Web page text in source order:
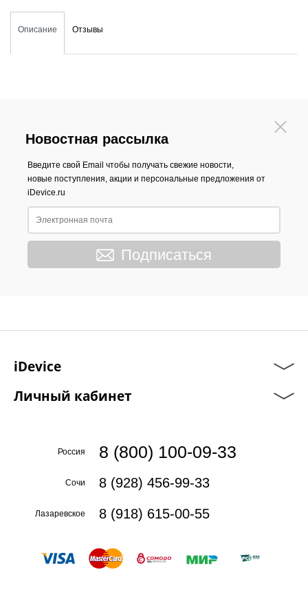
Описание Отзывы
Новостная рассылка
Введите свой Email чтобы получать свежие новости,
новые поступления, акции и персональные предложения от
iDevice.ru
Подписаться
iDevice
Личный кабинет
Россия 8 (800) 100-09-33
Сочи 8 (928) 456-99-33
Лазаревское 8 (918) 615-00-55